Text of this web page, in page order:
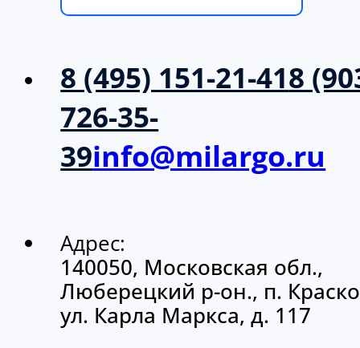
8 (495) 151-21-418
726-35-
39info@milargo.ru
Адрес:
140050, Московская обл.,
Люберецкий р-он., п.
ул. Карла Маркса, д. 117